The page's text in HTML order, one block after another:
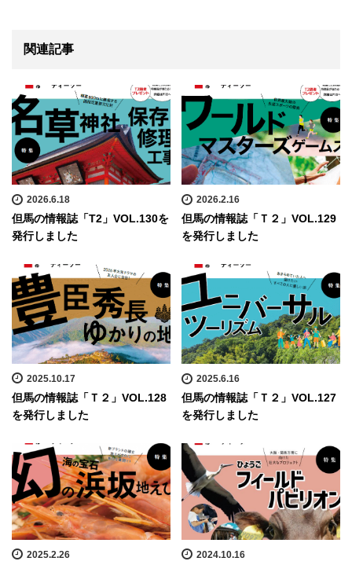
関連記事
2026.6.18
但馬の情報誌「T2」VOL.130を
発行しました
2026.2.16
但馬の情報誌「Ｔ２」VOL.129
を発行しました
2025.10.17
但馬の情報誌「Ｔ２」VOL.128
を発行しました
2025.6.16
但馬の情報誌「Ｔ２」VOL.127
を発行しました
2025.2.26 2024.10.16